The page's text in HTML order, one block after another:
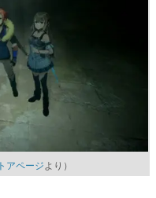
アページより）